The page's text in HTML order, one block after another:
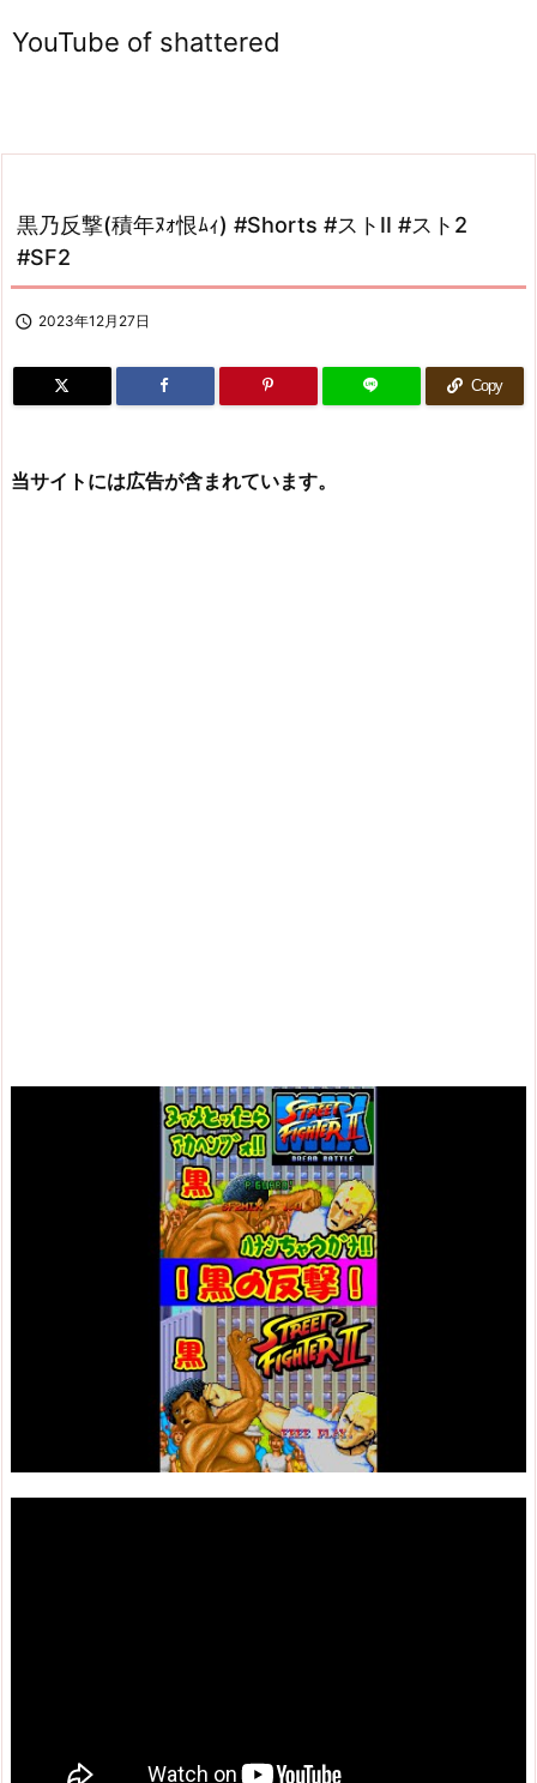
YouTube of shattered
黒乃反撃(積年ﾇｫ恨ﾑｨ) #Shorts #ストII #スト2
#SF2
 2023年12月27日
Copy
当サイトには広告が含まれています。